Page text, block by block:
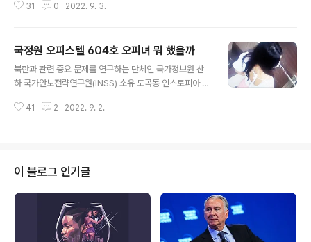
인 시험 사진을 가족 채팅방에 올리면 조국, 정경심 부부와
는 아들 대리시험을 친 후 불과 2주 뒤에 트위터에 이화여
대 교수가 정유라 씨의 과제를 대행했다면서 "경악한다"고
했습니다. 환율, 물가, 무역 수지와 민생이 아니라 "거짓말
반으로 100만 원 이상 벌금이 나오면 5년간 출마 금지라
31 0 2022. 9. 3.
국정원 오피스텔 604호 오피녀 뭐 했을까
북한과 관련 중요 문제를 연구하는 단체인 국가정보원 산
하 국가안보전략연구원(INSS) 소유 도곡동 인스토피아 오
는데요. 국정원에서 예산을 지원받아 매입한 오피스텔 건
021년 12월까지 604호 임대료가 밀렸던 게 문제가 된 것
입니다. 젊은 여성이 604호에서 뭐 했을지 '한눈에' 봐도
알 수도 있을 것 같은데 "604호에 수천만 원이 드는 인테
리어 공사를 했고 야간엔 술파티가 수시로 열렸다"며 "'여
성 도우미'들까지 수시로 출입했다"는 목격담과 증언이 확
인된 것으로 전해졌습니다..
41 2 2022. 9. 2.
이 블로그 인기글